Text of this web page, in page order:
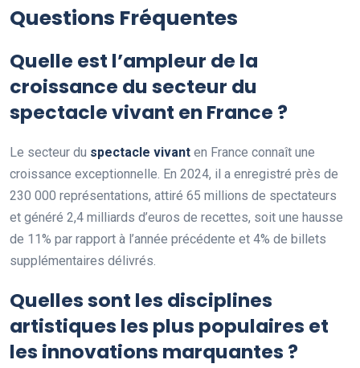
Questions Fréquentes
Quelle est l’ampleur de la
croissance du secteur du
spectacle vivant en France ?
Le secteur du spectacle vivant en France connaît une
croissance exceptionnelle. En 2024, il a enregistré près de
230 000 représentations, attiré 65 millions de spectateurs
et généré 2,4 milliards d’euros de recettes, soit une hausse
de 11% par rapport à l’année précédente et 4% de billets
supplémentaires délivrés.
Quelles sont les disciplines
artistiques les plus populaires et
les innovations marquantes ?